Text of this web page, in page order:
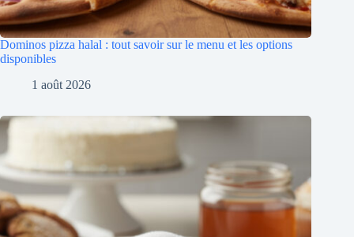
Dominos pizza halal : tout savoir sur le menu et les options
disponibles
1 août 2026